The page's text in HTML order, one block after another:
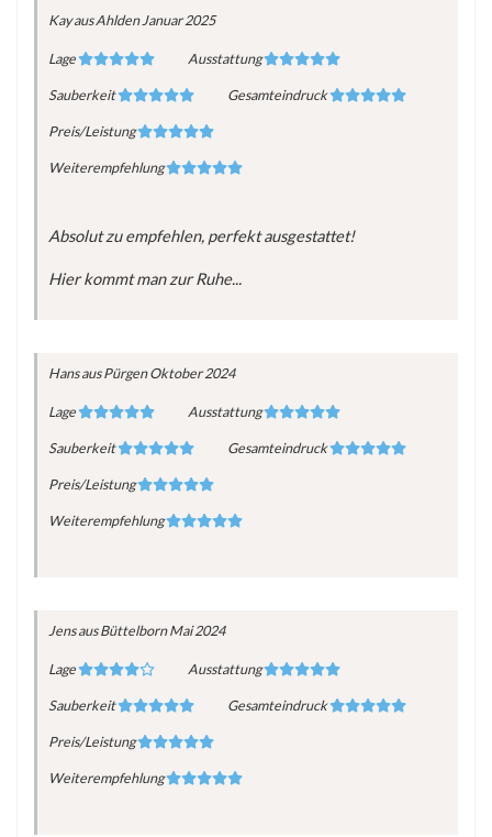
Kayaus AhldenJanuar 2025
Lage Ausstattung
Sauberkeit Gesamteindruck
Preis/Leistung
Weiterempfehlung
Absolut zu empfehlen, perfekt ausgestattet!
Hier kommt man zur Ruhe...
Hansaus Pürgen Oktober 2024
Lage Ausstattung
Sauberkeit Gesamteindruck
Preis/Leistung
Weiterempfehlung
Jensaus BüttelbornMai 2024
Lage Ausstattung
Sauberkeit Gesamteindruck
Preis/Leistung
Weiterempfehlung